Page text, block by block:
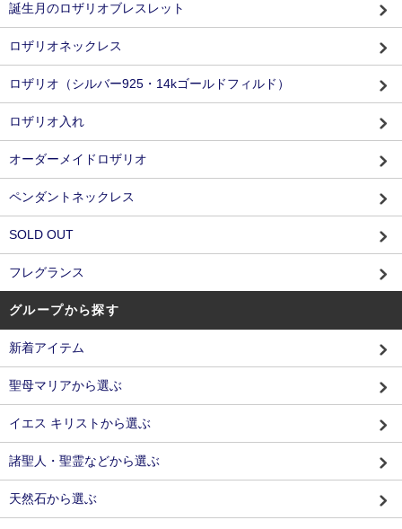
誕生月のロザリオブレスレット
ロザリオネックレス
ロザリオ（シルバー925・14kゴールドフィルド）
ロザリオ入れ
オーダーメイドロザリオ
ペンダントネックレス
SOLD OUT
フレグランス
グループから探す
新着アイテム
聖母マリアから選ぶ
イエス キリストから選ぶ
諸聖人・聖霊などから選ぶ
天然石から選ぶ